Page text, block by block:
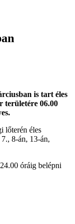
is tart éles
területére 06.00
lőterén éles
8-án, 13-án,
óráig belépni